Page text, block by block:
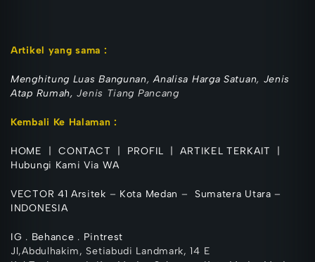
Artikel yang sama :
Menghitung Luas Bangunan,Analisa Harga Satuan, Jenis
Atap Rumah,Jenis Tiang Pancang
Kembali Ke Halaman :
HOME |CONTACT PROFIL |ARTIKEL TERKAIT
Hubungi Kami Via WA
VECTOR 41 Arsitek – Kota Medan – Sumatera Utara –
INDONESIA
IG . Behance . Pintrest
Jl,Abdulhakim, Setiabudi Landmark, 14 E